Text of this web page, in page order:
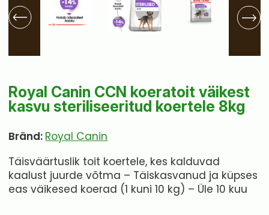
Royal Canin CCN koeratoit väikest
kasvu steriliseeritud koertele 8kg
Bränd: Royal Canin
Täisväärtuslik toit koertele, kes kalduvad
kaalust juurde võtma – Täiskasvanud ja küpses
eas väikesed koerad (1 kuni 10 kg) – Üle 10 kuu